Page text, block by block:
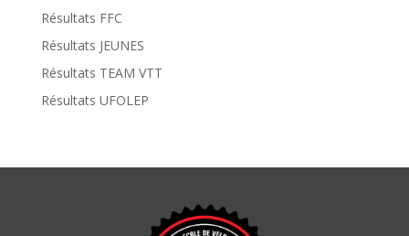
Résultats FFC
Résultats JEUNES
Résultats TEAM VTT
Résultats UFOLEP